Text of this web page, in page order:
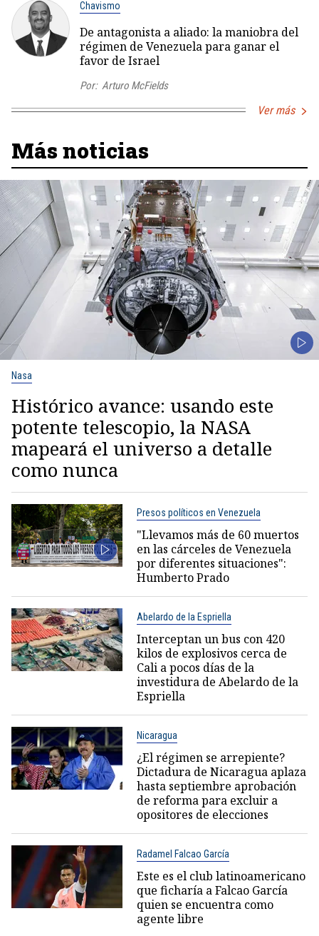
Chavismo
De antagonista a aliado: la maniobra del
régimen de Venezuela para ganar el
favor de Israel
Por: Arturo McFields
Ver más
Más noticias
Nasa
Histórico avance: usando este
potente telescopio, la NASA
mapeará el universo a detalle
como nunca
Presos políticos en Venezuela
"Llevamos más de 60 muertos
en las cárceles de Venezuela
por diferentes situaciones":
Humberto Prado
Abelardo de la Espriella
Interceptan un bus con 420
kilos de explosivos cerca de
Cali a pocos días de la
investidura de Abelardo de la
Espriella
Nicaragua
¿El régimen se arrepiente?
Dictadura de Nicaragua aplaza
hasta septiembre aprobación
de reforma para excluir a
opositores de elecciones
Radamel Falcao García
Este es el club latinoamericano
que ficharía a Falcao García
quien se encuentra como
agente libre